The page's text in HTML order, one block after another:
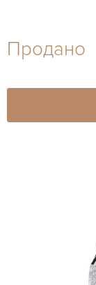
27-44
Продано